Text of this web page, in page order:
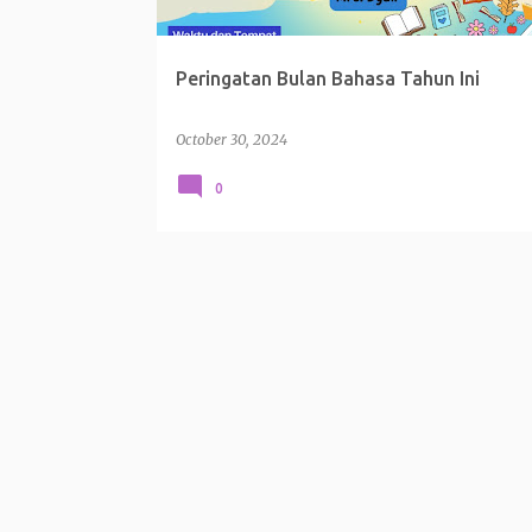
Peringatan Bulan Bahasa Tahun Ini
October 30, 2024
0